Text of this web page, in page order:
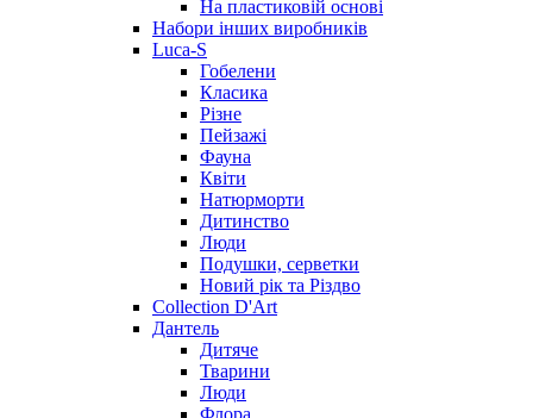
На пластиковій основі
Набори інших виробників
Luca-S
Гобелени
Класика
Різне
Пейзажі
Фауна
Квіти
Натюрморти
Дитинство
Люди
Подушки, серветки
Новий рік та Різдво
Collection D'Art
Дантель
Дитяче
Тварини
Люди
Флора